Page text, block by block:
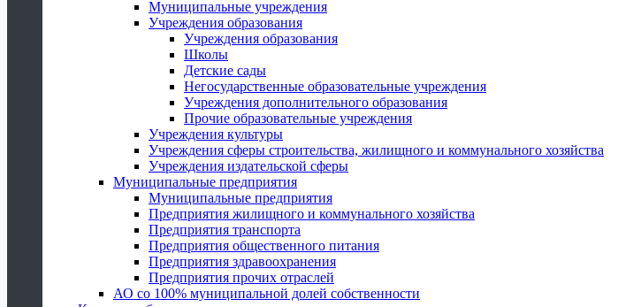
Муниципальные учреждения
Учреждения образования
Учреждения образования
Школы
Детские сады
Негосударственные образовательные учреждения
Учреждения дополнительного образования
Прочие образовательные учреждения
Учреждения культуры
Учреждения сферы строительства, жилищного и коммунального хозяйства
Учреждения издательской сферы
Муниципальные предприятия
Муниципальные предприятия
Предприятия жилищного и коммунального хозяйства
Предприятия транспорта
Предприятия общественного питания
Предприятия здравоохранения
Предприятия прочих отраслей
АО со 100% муниципальной долей собственности